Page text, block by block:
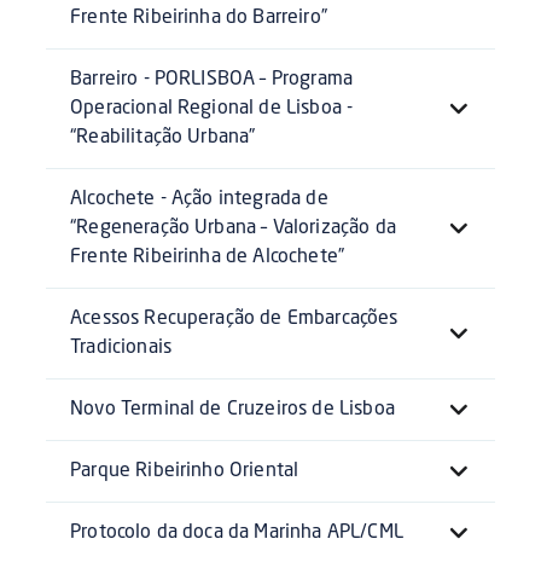
Frente Ribeirinha do Barreiro”
Barreiro - PORLISBOA – Programa
Operacional Regional de Lisboa -
“Reabilitação Urbana”
Alcochete - Ação integrada de
“Regeneração Urbana – Valorização da
Frente Ribeirinha de Alcochete”
Acessos Recuperação de Embarcações
Tradicionais
Novo Terminal de Cruzeiros de Lisboa
Parque Ribeirinho Oriental
Protocolo da doca da Marinha APL/CML